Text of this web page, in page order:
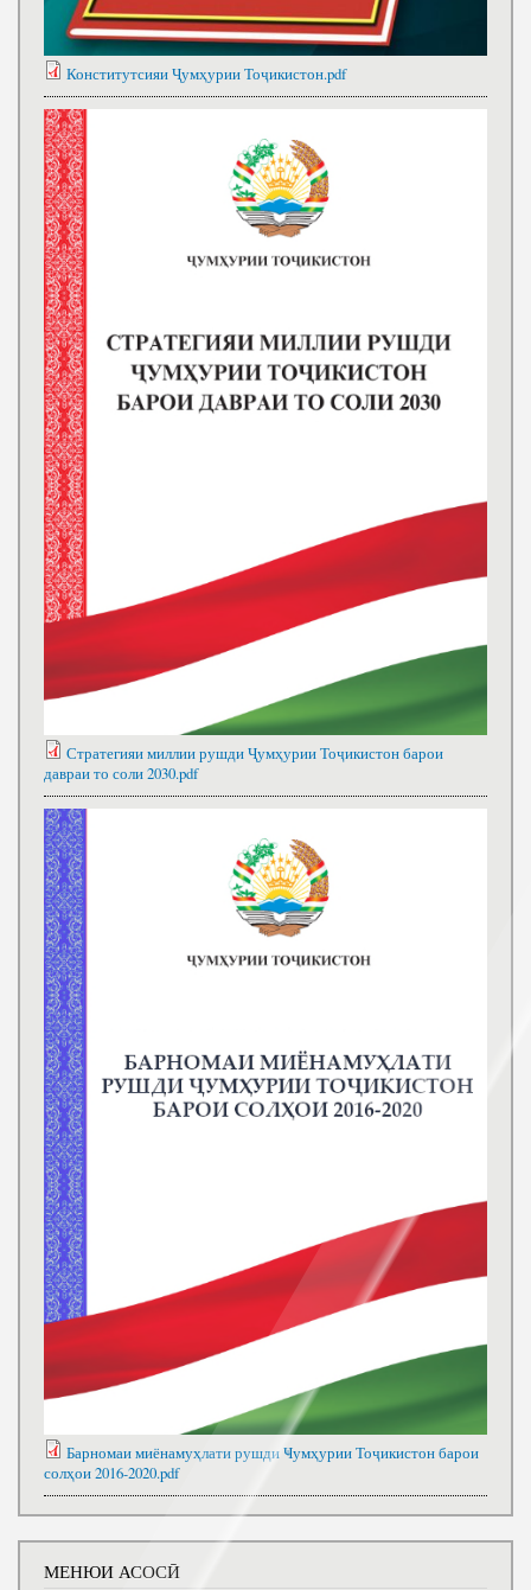
Конститутсияи Ҷумҳурии Тоҷикистон.pdf
Стратегияи миллии рушди Ҷумҳурии Тоҷикистон барои
давраи то соли 2030.pdf
Барномаи миёнамуҳлати рушди Ҹумҳурии Тоҷикистон барои
солҳои 2016-2020.pdf
МЕНЮИ АСОСӢ